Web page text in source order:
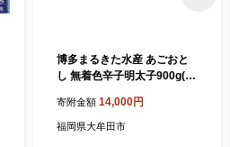
博多まるきた水産 あごおと
し 無着色辛子明太子900g(一
23449】
寄附金額 14,000円
福岡県大牟田市